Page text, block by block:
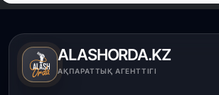
Кинопоиск Қазақстан
31 шілде, 2026
Ақмола облысындағы кездесуде
ұстаздар «Әділет» партиясына
ALASHORDA.KZ
АҚПАРАТТЫҚ АГЕНТТІГІ